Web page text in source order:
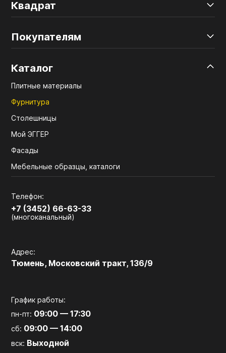
Квадрат
Покупателям
Каталог
Плитные материалы
Фурнитура
Столешницы
Мой ЭГГЕР
Фасады
Мебельные образцы, каталоги
Телефон:
+7 (3452) 66-63-33
(многоканальный)
Адрес:
Тюмень, Московский тракт, 136/9
График работы:
пн-пт: 09:00 — 17:30
сб: 09:00 — 14:00
вск: Выходной